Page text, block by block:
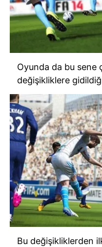
Oyunda da bu sene
değişikliklere gidildiği
Bu değişikliklerden